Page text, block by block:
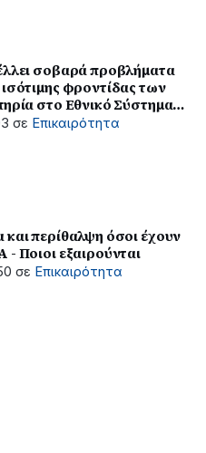
σοβαρά προβλήματα
φροντίδας των
στο Εθνικό Σύστημα
σε Επικαιρότητα
περίθαλψη όσοι έχουν
Ποιοι εξαιρούνται
σε Επικαιρότητα